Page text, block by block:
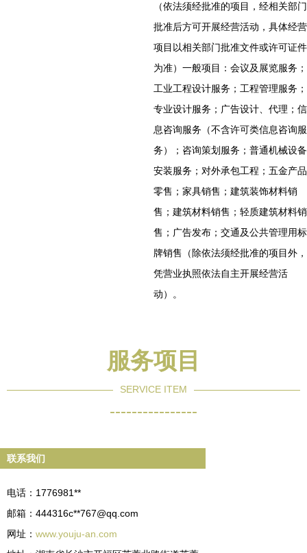
（依法须经批准的项目，经相关部门
批准后方可开展经营活动，具体经营
项目以相关部门批准文件或许可证件
为准）一般项目：会议及展览服务；
工业工程设计服务；工程管理服务；
专业设计服务；广告设计、代理；信
息咨询服务（不含许可类信息咨询服
务）；咨询策划服务；普通机械设备
安装服务；对外承包工程；五金产品
零售；家具销售；建筑装饰材料销
售；建筑材料销售；轻质建筑材料销
售；广告发布；交通及公共管理用标
牌销售（除依法须经批准的项目外，
凭营业执照依法自主开展经营活
动）。
服务项目
SERVICE ITEM
----------------
联系我们
电话：1776981**
邮箱：444316c**767@qq.com
网址： www.youju-an.com